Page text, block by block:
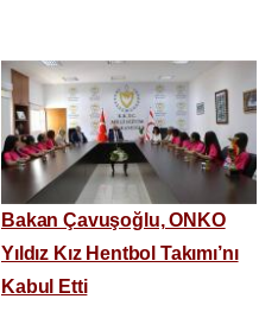
Bakan Çavuşoğlu, ONKO
Yıldız Kız Hentbol Takımı’nı
Kabul Etti